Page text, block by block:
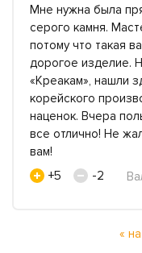
Мне нужна была
серого камня.
потому что такая
дорогое изделие.
«Креакам», нашли
корейского
наценок. Вчера
все отлично! Не
вам!
+5
-2
«